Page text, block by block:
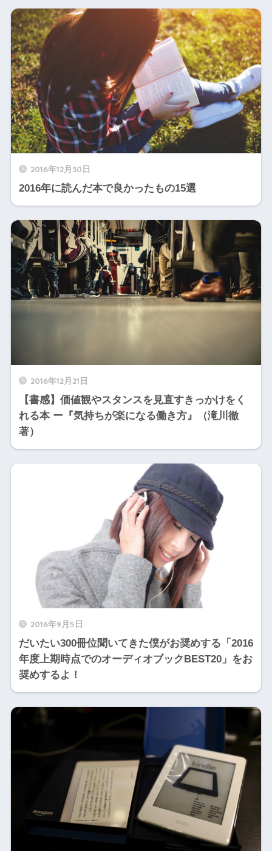
2016年12月30日
2016年に読んだ本で良かったもの15選
2016年12月21日
【書感】価値観やスタンスを見直すきっかけをく
れる本 ー『気持ちが楽になる働き方』（滝川徹
著）
2016年9月5日
だいたい300冊位聞いてきた僕がお奨めする「2016
年度上期時点でのオーディオブックBEST20」をお
奨めするよ！